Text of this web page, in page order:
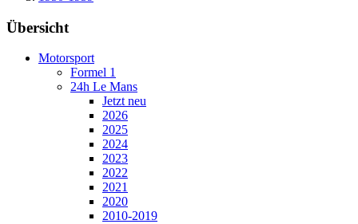
Übersicht
Motorsport
Formel 1
24h Le Mans
Jetzt neu
2026
2025
2024
2023
2022
2021
2020
2010-2019